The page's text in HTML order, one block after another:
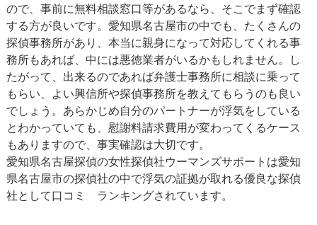
ので、事前に無料相談窓口等があるなら、そこでまず確認
する方が良いです。愛知県名古屋市の中でも、たくさんの
探偵事務所があり、本当に親身になって対応してくれる事
務所もあれば、中には悪徳業者がいるかもしれません。し
たがって、出来るのであれば弁護士事務所に相談に乗って
もらい、よい興信所や探偵事務所を教えてもらうのも良い
でしょう。あらかじめ自分のパートナーが浮気をしている
とわかっていても、慰謝料請求費用が変わってくるケース
もありますので、事実確認は大切です。
愛知県名古屋探偵の女性探偵社ウーマンズサポートは愛知
県名古屋市の探偵社の中で浮気の証拠が取れる優良な探偵
社として口コミ ランキングされています。